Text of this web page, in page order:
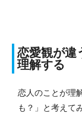
恋愛観が違
理解する
恋人のことが理
も？」と考えて